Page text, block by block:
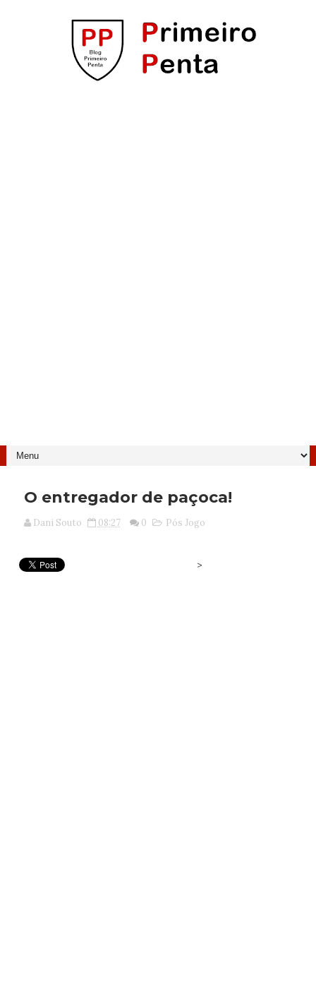
O entregador de paçoca!
Dani Souto 08:27 0 Pós Jogo
>